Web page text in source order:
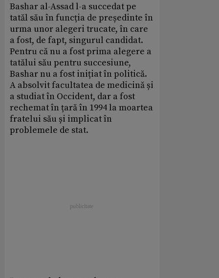
Bashar al-Assad l-a succedat pe
tatăl său în funcția de președinte în
urma unor alegeri trucate, în care
a fost, de fapt, singurul candidat.
Pentru că nu a fost prima alegere a
tatălui său pentru succesiune,
Bashar nu a fost inițiat în politică.
A absolvit facultatea de medicină și
a studiat în Occident, dar a fost
rechemat în țară în 1994 la moartea
fratelui său și implicat în
problemele de stat.